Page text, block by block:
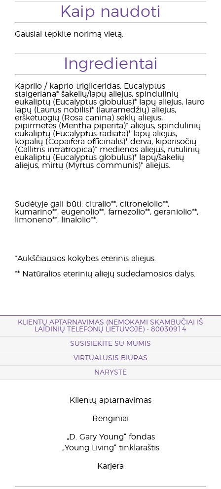
Kaip naudoti
Gausiai tepkite norimą vietą.
Ingredientai
Kaprilo / kaprio trigliceridas, Eucalyptus
staigeriana* šakelių/lapų aliejus, spindulinių
eukaliptų (Eucalyptus globulus)* lapų aliejus, lauro
lapų (Laurus nobilis)* (lauramedžių) aliejus,
erškėtuogių (Rosa canina) sėklų aliejus,
pipirmėtės (Mentha piperita)* aliejus, spindulinių
eukaliptų (Eucalyptus radiata)* lapų aliejus,
kopalių (Copaifera officinalis)* derva, kiparisočių
(Callitris intratropica)* medienos aliejus, rutulinių
eukaliptų (Eucalyptus globulus)* lapų/šakelių
aliejus, mirtų (Myrtus communis)* aliejus.
Sudėtyje gali būti: citralio**, citronelolio**,
kumarino**, eugenolio**, farnezolio**, geraniolio**,
limoneno**, linalolio**.
*Aukščiausios kokybės eterinis aliejus.
** Natūralios eterinių aliejų sudedamosios dalys.
KLIENTŲ APTARNAVIMAS (NEMOKAMI SKAMBUČIAI IŠ
LAIDINIŲ TELEFONŲ LIETUVOJE) - 80030914
SUSISIEKITE SU MUMIS
VIRTUALUSIS BIURAS
NARYSTĖ
Klientų aptarnavimas
Renginiai
„D. Gary Young“ fondas
„Young Living“ tinklaraštis
Karjera